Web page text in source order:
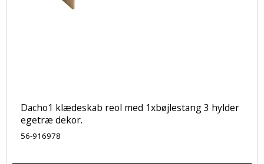
Dacho1 klædeskab reol med 1xbøjlestang 3 hylder
egetræ dekor.
56-916978